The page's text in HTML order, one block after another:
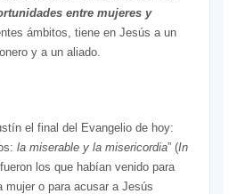
entre mujeres y
ámbitos, tiene en Jesús a un
y a un aliado.
el final del Evangelio de hoy:
la miserable y la misericordia” (In
los que habían venido para
mujer o para acusar a Jesús